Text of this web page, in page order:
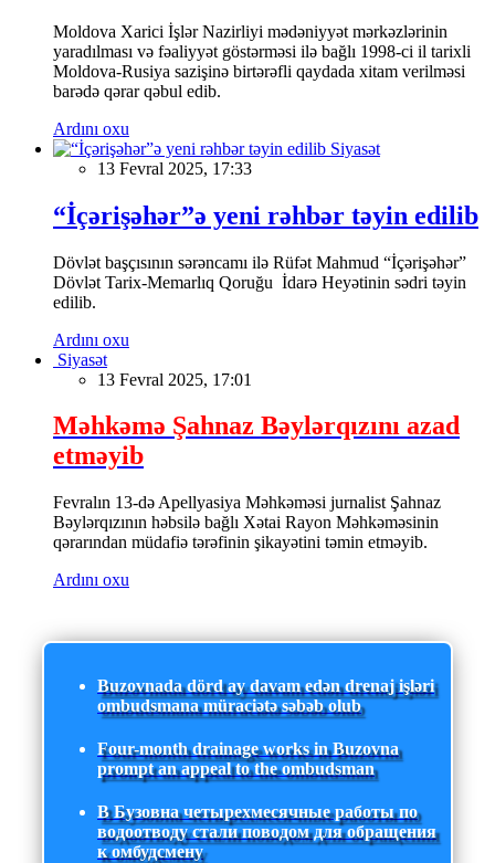
Moldova Xarici İşlər Nazirliyi mədəniyyət mərkəzlərinin
yaradılması və fəaliyyət göstərməsi ilə bağlı 1998-ci il tarixli
Moldova-Rusiya sazişinə birtərəfli qaydada xitam verilməsi
barədə qərar qəbul edib.
Ardını oxu
Siyasət
13 Fevral 2025, 17:33
“İçərişəhər”ə yeni rəhbər təyin edilib
Dövlət başçısının sərəncamı ilə Rüfət Mahmud “İçərişəhər”
Dövlət Tarix-Memarlıq Qoruğu İdarə Heyətinin sədri təyin
edilib.
Ardını oxu
Siyasət
13 Fevral 2025, 17:01
Məhkəmə Şahnaz Bəylərqızını azad
etməyib
Fevralın 13-də Apellyasiya Məhkəməsi jurnalist Şahnaz
Bəylərqızının həbsilə bağlı Xətai Rayon Məhkəməsinin
qərarından müdafiə tərəfinin şikayətini təmin etməyib.
Ardını oxu
Buzovnada dörd ay davam edən drenaj işləri
ombudsmana müraciətə səbəb olub
Four-month drainage works in Buzovna
prompt an appeal to the ombudsman
В Бузовна четырехмесячные работы по
водоотводу стали поводом для обращения
к омбудсмену